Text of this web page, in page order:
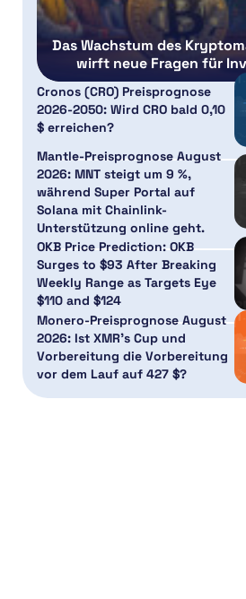
Das Wachstum des
wirft neue Fragen für
Cronos (CRO) Preisprognose
2026-2050: Wird CRO bald 0,10
$ erreichen?
Mantle-Preisprognose August
2026: MNT steigt um 9 %,
während Super Portal auf
Solana mit Chainlink-
Unterstützung online geht.
OKB Price Prediction: OKB
Surges to $93 After Breaking
Weekly Range as Targets Eye
$110 and $124
Monero-Preisprognose August
2026: Ist XMR’s Cup und
Vorbereitung die Vorbereitung
vor dem Lauf auf 427 $?